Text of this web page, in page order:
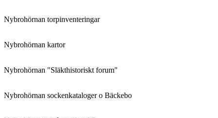
Nybrohörnan torpinventeringar
Nybrohörnan kartor
Nybrohörnan "Släkthistoriskt forum"
Nybrohörnan sockenkataloger o Bäckebo